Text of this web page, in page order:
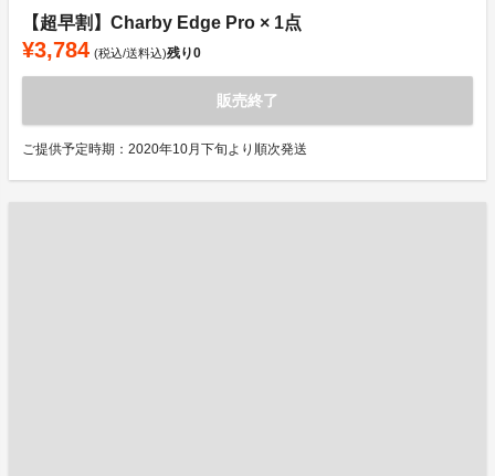
【超早割】Charby Edge Pro × 1点
¥3,784 (税込/送料込)残り0
販売終了
ご提供予定時期：2020年10月下旬より順次発送